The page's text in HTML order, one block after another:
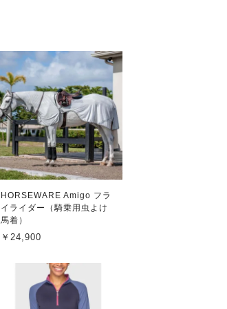
HORSEWARE Amigo フラ
イライダー（騎乗用虫よけ
馬着）
￥24,900